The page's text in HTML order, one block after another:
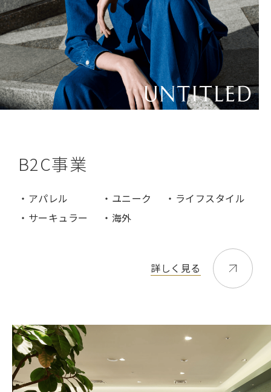
B2C事業
・アパレル ・ユニーク
・ライフスタイル
・サーキュラー
・海外
詳しく見る